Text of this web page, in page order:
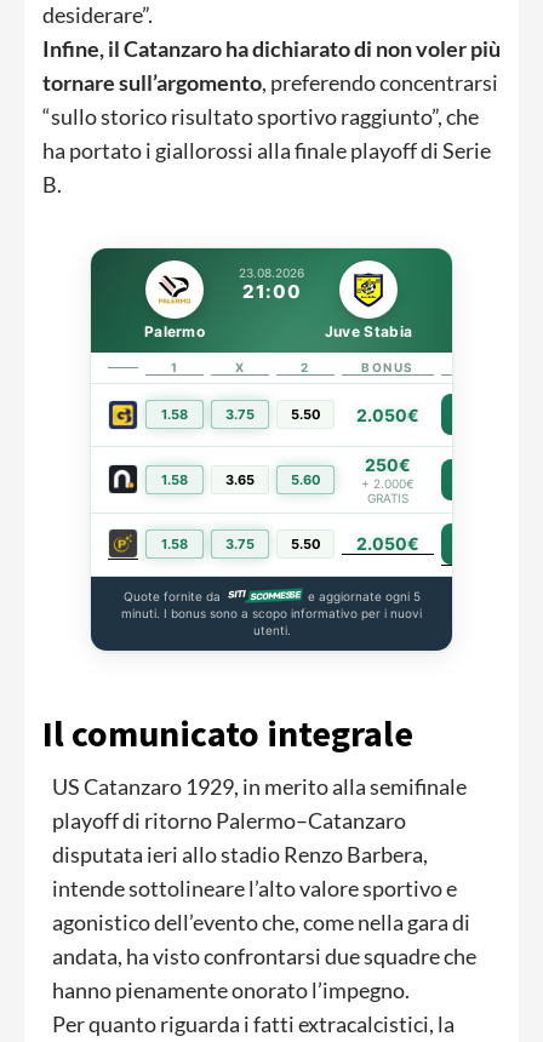
desiderare”.
Infine, il Catanzaro ha dichiarato di non voler più
tornare sull’argomento, preferendo concentrarsi
“sullo storico risultato sportivo raggiunto”, che
ha portato i giallorossi alla finale playoff di Serie
B.
23.08.2026
21:00
Palermo Juve Stabia
1 X 2 BONUS
1.58 3.75 5.50 2.050€
1.58 3.65 5.60
250€
+ 2.000€
GRATIS
1.58 3.75 5.50 2.050€
Quote fornite da
e aggiornate ogni 5
minuti. I bonus sono a scopo informativo per i nuovi
utenti.
Il comunicato integrale
US Catanzaro 1929, in merito alla semifinale
playoff di ritorno Palermo–Catanzaro
disputata ieri allo stadio Renzo Barbera,
intende sottolineare l’alto valore sportivo e
agonistico dell’evento che, come nella gara di
andata, ha visto confrontarsi due squadre che
hanno pienamente onorato l’impegno.
Per quanto riguarda i fatti extracalcistici, la